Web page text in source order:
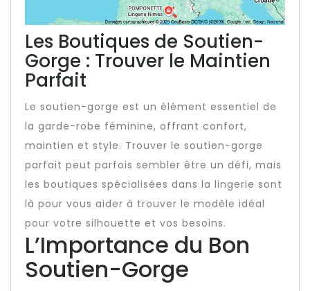
Les Boutiques de Soutien-
Gorge : Trouver le Maintien
Parfait
Le soutien-gorge est un élément essentiel de
la garde-robe féminine, offrant confort,
maintien et style. Trouver le soutien-gorge
parfait peut parfois sembler être un défi, mais
les boutiques spécialisées dans la lingerie sont
là pour vous aider à trouver le modèle idéal
pour votre silhouette et vos besoins.
L’Importance du Bon
Soutien-Gorge